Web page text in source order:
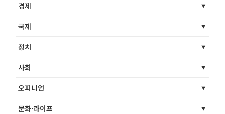
경제
국제
정치
사회
오피니언
문화·라이프